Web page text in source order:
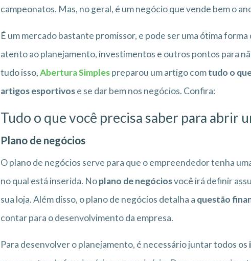
campeonatos. Mas, no geral, é um negócio que vende bem o
É um mercado bastante promissor, e pode ser uma ótima
atento ao planejamento, investimentos e outros pontos para
tudo isso,Abertura Simplespreparou um artigo comtudo o
artigos esportivose se dar bem nos negócios. Confira:
Tudo o que você precisa saber para abrir
Plano de negócios
O plano de negócios serve para que o empreendedor tenha
no qual está inserida. Noplano de negóciosvocê irá definir
sua loja. Além disso, o plano de negócios detalha a questão
contar para o desenvolvimento da empresa.
Para desenvolver o planejamento, é necessário juntar todos os